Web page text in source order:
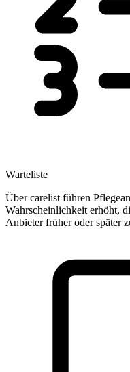
Warteliste
Über carelist führen
Wahrscheinlichkeit erhöht,
Anbieter früher oder später